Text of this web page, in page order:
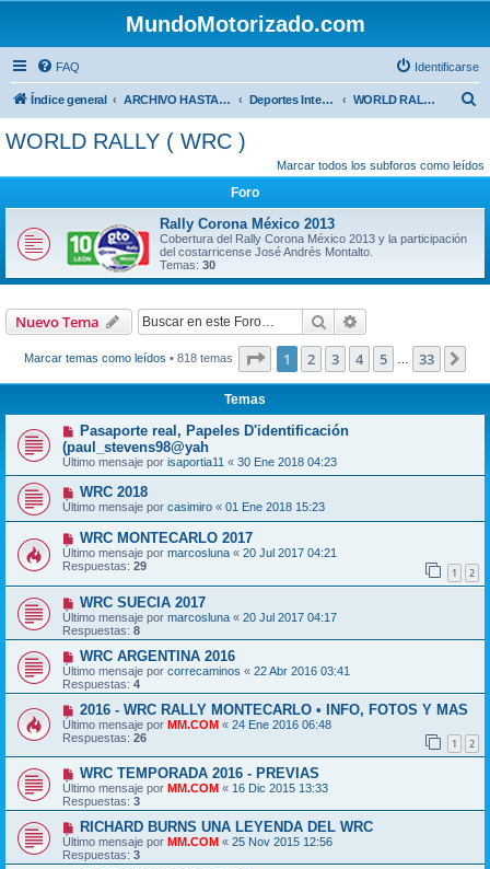
MundoMotorizado.com
FAQ Identificarse
Índice general ARCHIVO HASTA 2018 Deportes Internacionales WORLD RALLY ( WRC )
c
WORLD RALLY ( WRC )
Marcar todos los subforos como leídos
Foro
Rally Corona México 2013
Cobertura del Rally Corona México 2013 y la participación
del costarricense José Andrés Montalto.
Temas: 30
Nuevo Tema Buscar
Marcar temas como leídos • 818 temas Página de 33
1 2 3 4 5 33
Temas
Pasaporte real, Papeles D'identificación
(paul_stevens98@yah
Último mensaje por isaportia11 « 30 Ene 2018 04:23
WRC 2018
Último mensaje por casimiro « 01 Ene 2018 15:23
WRC MONTECARLO 2017
Último mensaje por marcosluna « 20 Jul 2017 04:21
Respuestas: 29 1 2
WRC SUECIA 2017
Último mensaje por marcosluna « 20 Jul 2017 04:17
Respuestas: 8
WRC ARGENTINA 2016
Último mensaje por correcaminos « 22 Abr 2016 03:41
Respuestas: 4
2016 - WRC RALLY MONTECARLO • INFO, FOTOS Y MAS
Último mensaje por MM.COM « 24 Ene 2016 06:48
Respuestas: 26 1 2
WRC TEMPORADA 2016 - PREVIAS
Último mensaje por MM.COM « 16 Dic 2015 13:33
Respuestas: 3
RICHARD BURNS UNA LEYENDA DEL WRC
Último mensaje por MM.COM « 25 Nov 2015 12:56
Respuestas: 3